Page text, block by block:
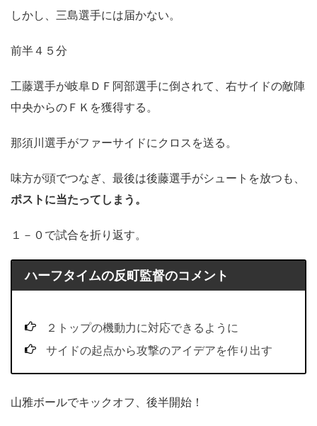
しかし、三島選手には届かない。
前半４５分
工藤選手が岐阜ＤＦ阿部選手に倒されて、右サイドの敵陣
中央からのＦＫを獲得する。
那須川選手がファーサイドにクロスを送る。
味方が頭でつなぎ、最後は後藤選手がシュートを放つも、
ポストに当たってしまう。
１－０で試合を折り返す。
ハーフタイムの反町監督のコメント
２トップの機動力に対応できるように
サイドの起点から攻撃のアイデアを作り出す
山雅ボールでキックオフ、後半開始！